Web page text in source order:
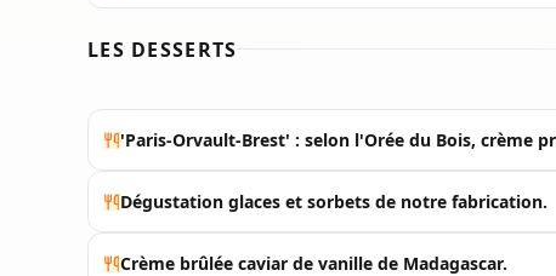
LES DESSERTS
'Paris-Orvault-Brest' : selon l'Orée du Bois, crème
Dégustation glaces et sorbets de notre fabrication.
Crème brûlée caviar de vanille de Madagascar.